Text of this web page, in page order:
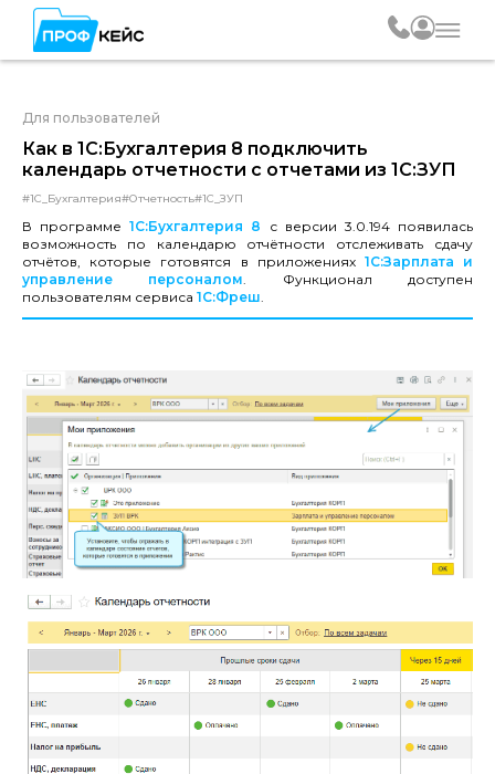
Для пользователей
Как в 1С:Бухгалтерия 8 подключить
календарь отчетности с отчетами из 1С:ЗУП
#1С_Бухгалтерия#Отчетность#1С_ЗУП
В программе1С:Бухгалтерия 8 с версии 3.0.194 появилась
возможность по календарю отчётности отслеживать сдачу
отчётов, которые готовятся в приложениях 1С:Зарплата и
управление персоналом. Функционал доступен
пользователям сервиса 1С:Фреш.